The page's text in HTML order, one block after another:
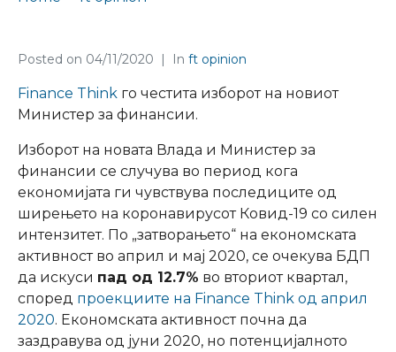
Posted on 04/11/2020 In ft opinion
Finance Think го честита изборот на новиот
Министер за финансии.
Изборот на новата Влада и Министер за
финансии се случува во период кога
економијата ги чувствува последиците од
ширењето на коронавирусот Ковид-19 со силен
интензитет. По „затворањето“ на економската
активност во април и мај 2020, се очекува БДП
да искуси пад од 12.7% во вториот квартал,
според проекциите на Finance Think од април
2020. Економската активност почна да
заздравува од јуни 2020, но потенцијалното